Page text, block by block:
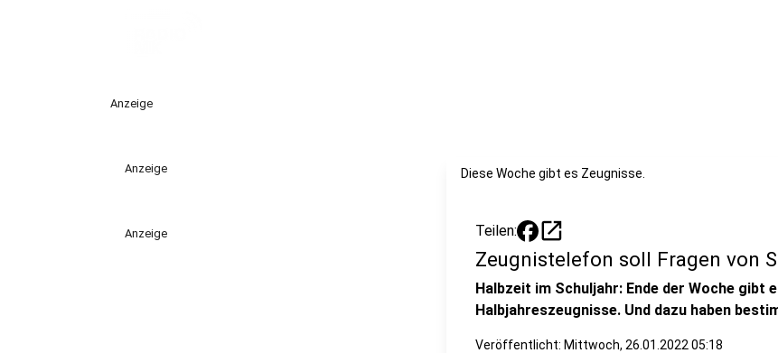
Anzeige
Anzeige
Anzeige
Diese Woche gibt es Zeugnisse.
Teilen: open_in_new
Zeugnistelefon soll Fragen von
Halbzeit im Schuljahr: Ende der Woche gibt
Halbjahreszeugnisse. Und dazu haben
Veröffentlicht: Mittwoch, 26.01.2022 05:18